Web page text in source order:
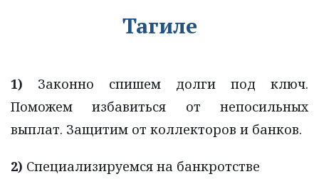
Тагиле
1) Законно спишем долги под ключ.
Поможем избавиться от непосильных
выплат. Защитим от коллекторов и банков.
2) Специализируемся на банкротстве